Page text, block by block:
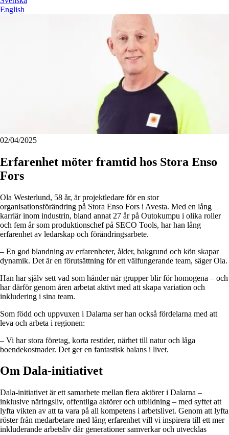
English
02/04/2025
Erfarenhet möter framtid hos Stora Enso
Fors
Ola Westerlund, 58 år, är projektledare för en stor
organisationsförändring på Stora Enso Fors i Avesta. Med en lång
karriär inom industrin, bland annat 27 år på Outokumpu i olika roller
och fem år som produktionschef på SECO Tools, har han lång
erfarenhet av ledarskap och förändringsarbete.
– En god blandning av erfarenheter, ålder, bakgrund och kön skapar
dynamik. Det är en förutsättning för ett välfungerande team, säger Ola.
Han har själv sett vad som händer när grupper blir för homogena – och
har därför genom åren arbetat aktivt med att skapa variation och
inkludering i sina team.
Som född och uppvuxen i Dalarna ser han också fördelarna med att
leva och arbeta i regionen:
– Vi har stora företag, korta restider, närhet till natur och låga
boendekostnader. Det ger en fantastisk balans i livet.
Om Dala-initiativet
Dala-initiativet är ett samarbete mellan flera aktörer i Dalarna –
inklusive näringsliv, offentliga aktörer och utbildning – med syftet att
lyfta vikten av att ta vara på all kompetens i arbetslivet. Genom att lyfta
röster från medarbetare med lång erfarenhet vill vi inspirera till ett mer
inkluderande arbetsliv där generationer samverkar och utvecklas